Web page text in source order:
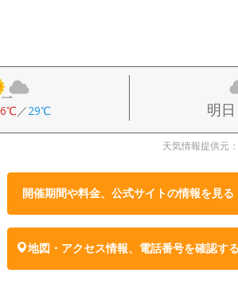
／29℃ 明日
天気情報提供元
開催期間や料金、公式サイトの情報を見る
地図・アクセス情報、電話番号を確認する